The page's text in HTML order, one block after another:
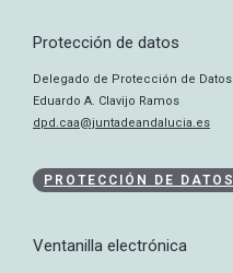
Protección de datos
Delegado de Protección de Datos
Eduardo A. Clavijo Ramos
dpd.caa@juntadeandalucia.es
PROTECCIÓN DE DATOS
Ventanilla electrónica